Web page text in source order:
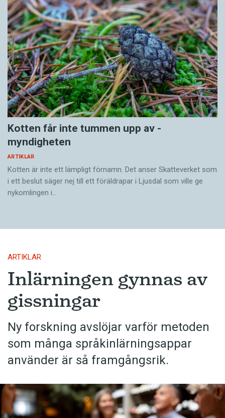
Kotten får inte tummen upp av ­
myndigheten
ARTIKLAR
Kotten är inte ett lämpligt förnamn. Det anser Skatte­verket som
i ett beslut säger nej till ett föräldra­par i Ljusdal som ville ge
nykomlingen i…
ARTIKLAR
Inlärningen gynnas av
gissningar
Ny forskning avslöjar varför metoden
som många språkinlärningsappar
använder är så framgångsrik.